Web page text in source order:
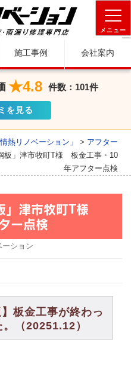
メニュー
施工事例 会社案内
★4.8 件数：101件
を見る
熱リノベーション」 > アフター
板」津市牧町T様 板金工事・10
年アフター点検
」津市牧町T様
ー点検
ーション
板金工事が終わっ
（20251.12）